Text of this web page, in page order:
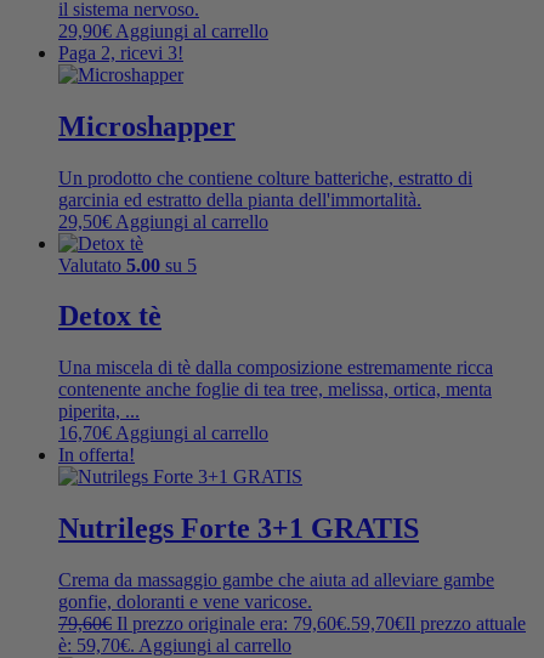
il sistema nervoso.
29,90€ Aggiungi al carrello
Paga 2, ricevi 3!
Microshapper
Un prodotto che contiene colture batteriche, estratto di
garcinia ed estratto della pianta dell'immortalità.
29,50€ Aggiungi al carrello
Valutato 5.00 su 5
Detox tè
Una miscela di tè dalla composizione estremamente ricca
contenente anche foglie di tea tree, melissa, ortica, menta
piperita, ...
16,70€ Aggiungi al carrello
In offerta!
Nutrilegs Forte 3+1 GRATIS
Crema da massaggio gambe che aiuta ad alleviare gambe
gonfie, doloranti e vene varicose.
79,60€ Il prezzo originale era: 79,60€.59,70€Il prezzo attuale
è: 59,70€. Aggiungi al carrello